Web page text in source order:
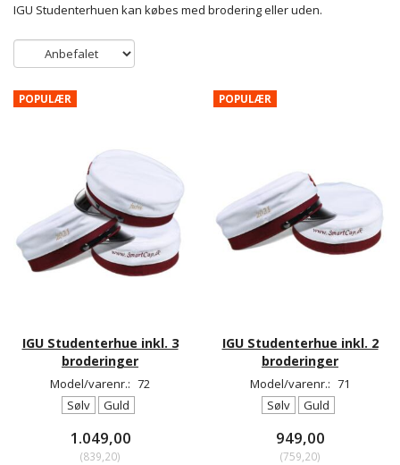
IGU Studenterhuen kan købes med brodering eller uden.
POPULÆR
IGU Studenterhue inkl. 3
broderinger
Model/varenr.: 72
Sølv
Guld
1.049,00
(839,20)
POPULÆR
IGU Studenterhue inkl. 2
broderinger
Model/varenr.: 71
Sølv
Guld
949,00
(759,20)